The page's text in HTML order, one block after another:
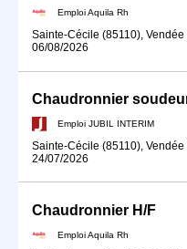
Emploi Aquila Rh
Sainte-Cécile (85110),
06/08/2026
Chaudronnier
Emploi JUBIL INTERIM
Sainte-Cécile (85110),
24/07/2026
Chaudronnier H/F
Emploi Aquila Rh